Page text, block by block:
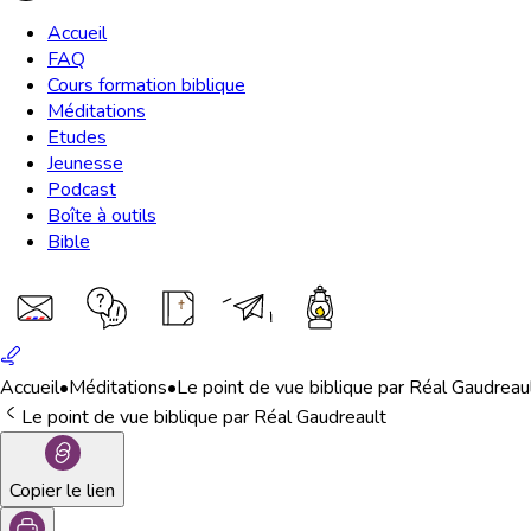
Accueil
FAQ
Cours formation biblique
Méditations
Etudes
Jeunesse
Podcast
Boîte à outils
Bible
Accueil•Méditations•Le point de vue biblique par Réal
Le point de vue biblique par Réal Gaudreault
Copier le lien